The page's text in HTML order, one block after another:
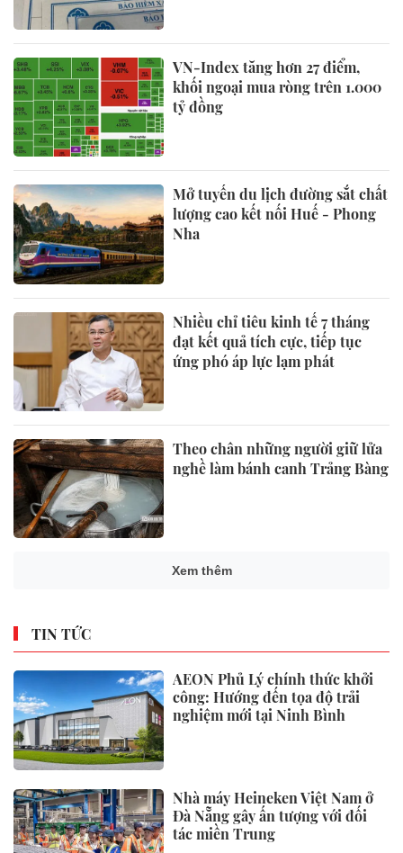
VN-Index tăng hơn 27 điểm,
khối ngoại mua ròng trên 1.000
tỷ đồng
Mở tuyến du lịch đường sắt chất
lượng cao kết nối Huế - Phong
Nha
Nhiều chỉ tiêu kinh tế 7 tháng
đạt kết quả tích cực, tiếp tục
ứng phó áp lực lạm phát
Theo chân những người giữ lửa
nghề làm bánh canh Trảng Bàng
Xem thêm
TIN TỨC
AEON Phủ Lý chính thức khởi
công: Hướng đến tọa độ trải
nghiệm mới tại Ninh Bình
Nhà máy Heineken Việt Nam ở
Đà Nẵng gây ấn tượng với đối
tác miền Trung